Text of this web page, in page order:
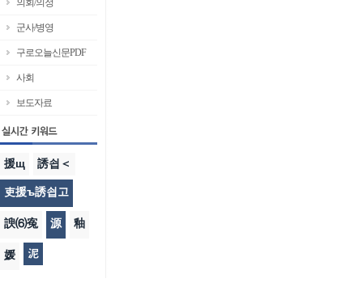
의회/의정
군사/병영
구로오늘신문PDF
사회
보도자료
援щ 誘쇱＜
吏援ъ誘쇱고
諛⑹寃 源 釉
媛 泥